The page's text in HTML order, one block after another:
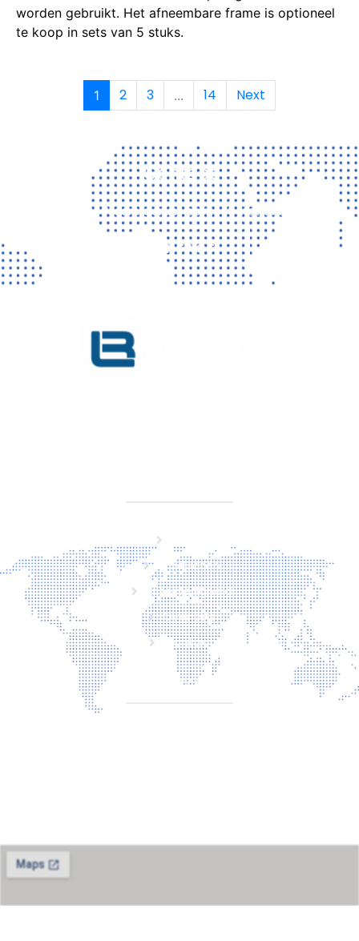
worden gebruikt. Het afneembare frame is optioneel
te koop in sets van 5 stuks.
1 2 3 ... 14 Next
Contact
Vragen? Neem gerust contact met ons op!
CONTACT
Producten
Laserveiligheid
Over ons
Contact
CONTACT